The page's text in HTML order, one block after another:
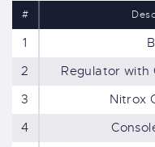
#
1
2
Regulator with
3
Nitrox
4